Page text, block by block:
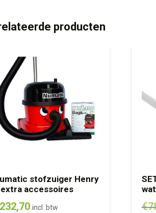
producten
stofzuiger Henry
extra accessoires
232,70 incl. btw €